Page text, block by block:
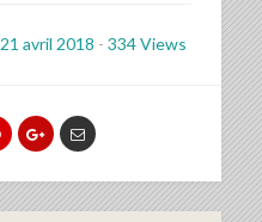
21 avril 2018 - 334 Views